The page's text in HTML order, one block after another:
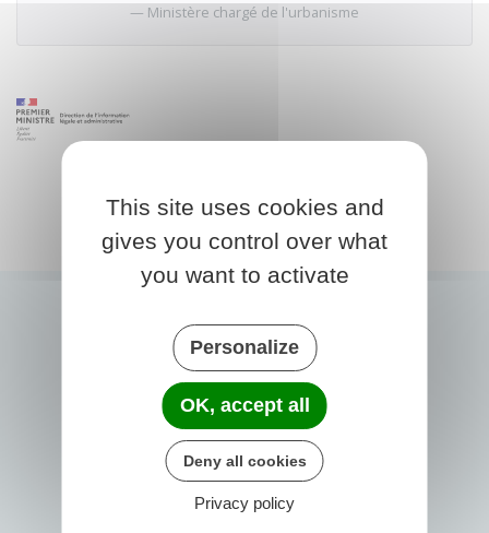
Ministère chargé de l'urbanisme
PRIGONRIEUX
This site uses cookies and
gives you control over what
you want to activate
Personalize
OK, accept all
Deny all cookies
Privacy policy